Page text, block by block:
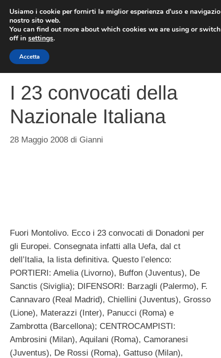
contenuto
I 23 convocati della
Nazionale Italiana
28 Maggio 2008 di Gianni
Fuori Montolivo. Ecco i 23 convocati di Donadoni per
gli Europei. Consegnata infatti alla Uefa, dal ct
dell’Italia, la lista definitiva. Questo l’elenco:
PORTIERI: Amelia (Livorno), Buffon (Juventus), De
Sanctis (Siviglia); DIFENSORI: Barzagli (Palermo), F.
Cannavaro (Real Madrid), Chiellini (Juventus), Grosso
(Lione), Materazzi (Inter), Panucci (Roma) e
Zambrotta (Barcellona); CENTROCAMPISTI:
Ambrosini (Milan), Aquilani (Roma), Camoranesi
(Juventus), De Rossi (Roma), Gattuso (Milan),
Usiamo i cookie per fornirti la miglior esperienza d'uso e
nostro sito web.
You can find out more about which cookies we are using or
off in settings.
Accetta